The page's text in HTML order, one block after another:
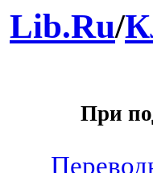
Lib.Ru/
При